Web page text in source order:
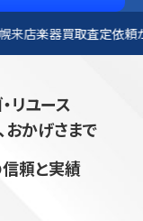
りました。 2026年8
リユース
おかげさまで
頼と実績